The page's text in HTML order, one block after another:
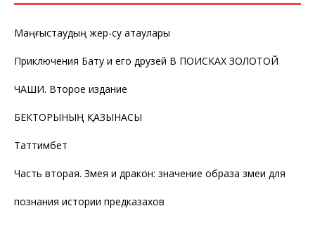
Маңғыстаудың жер-су атаулары
Приключения Бату и его друзей В ПОИСКАХ ЗОЛОТОЙ
ЧАШИ. Второе издание
БЕКТОРЫНЫҢ ҚАЗЫНАСЫ
Таттимбет
Часть вторая. Змея и дракон: значение образа змеи для
познания истории предказахов